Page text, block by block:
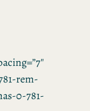
rem-
0-781-